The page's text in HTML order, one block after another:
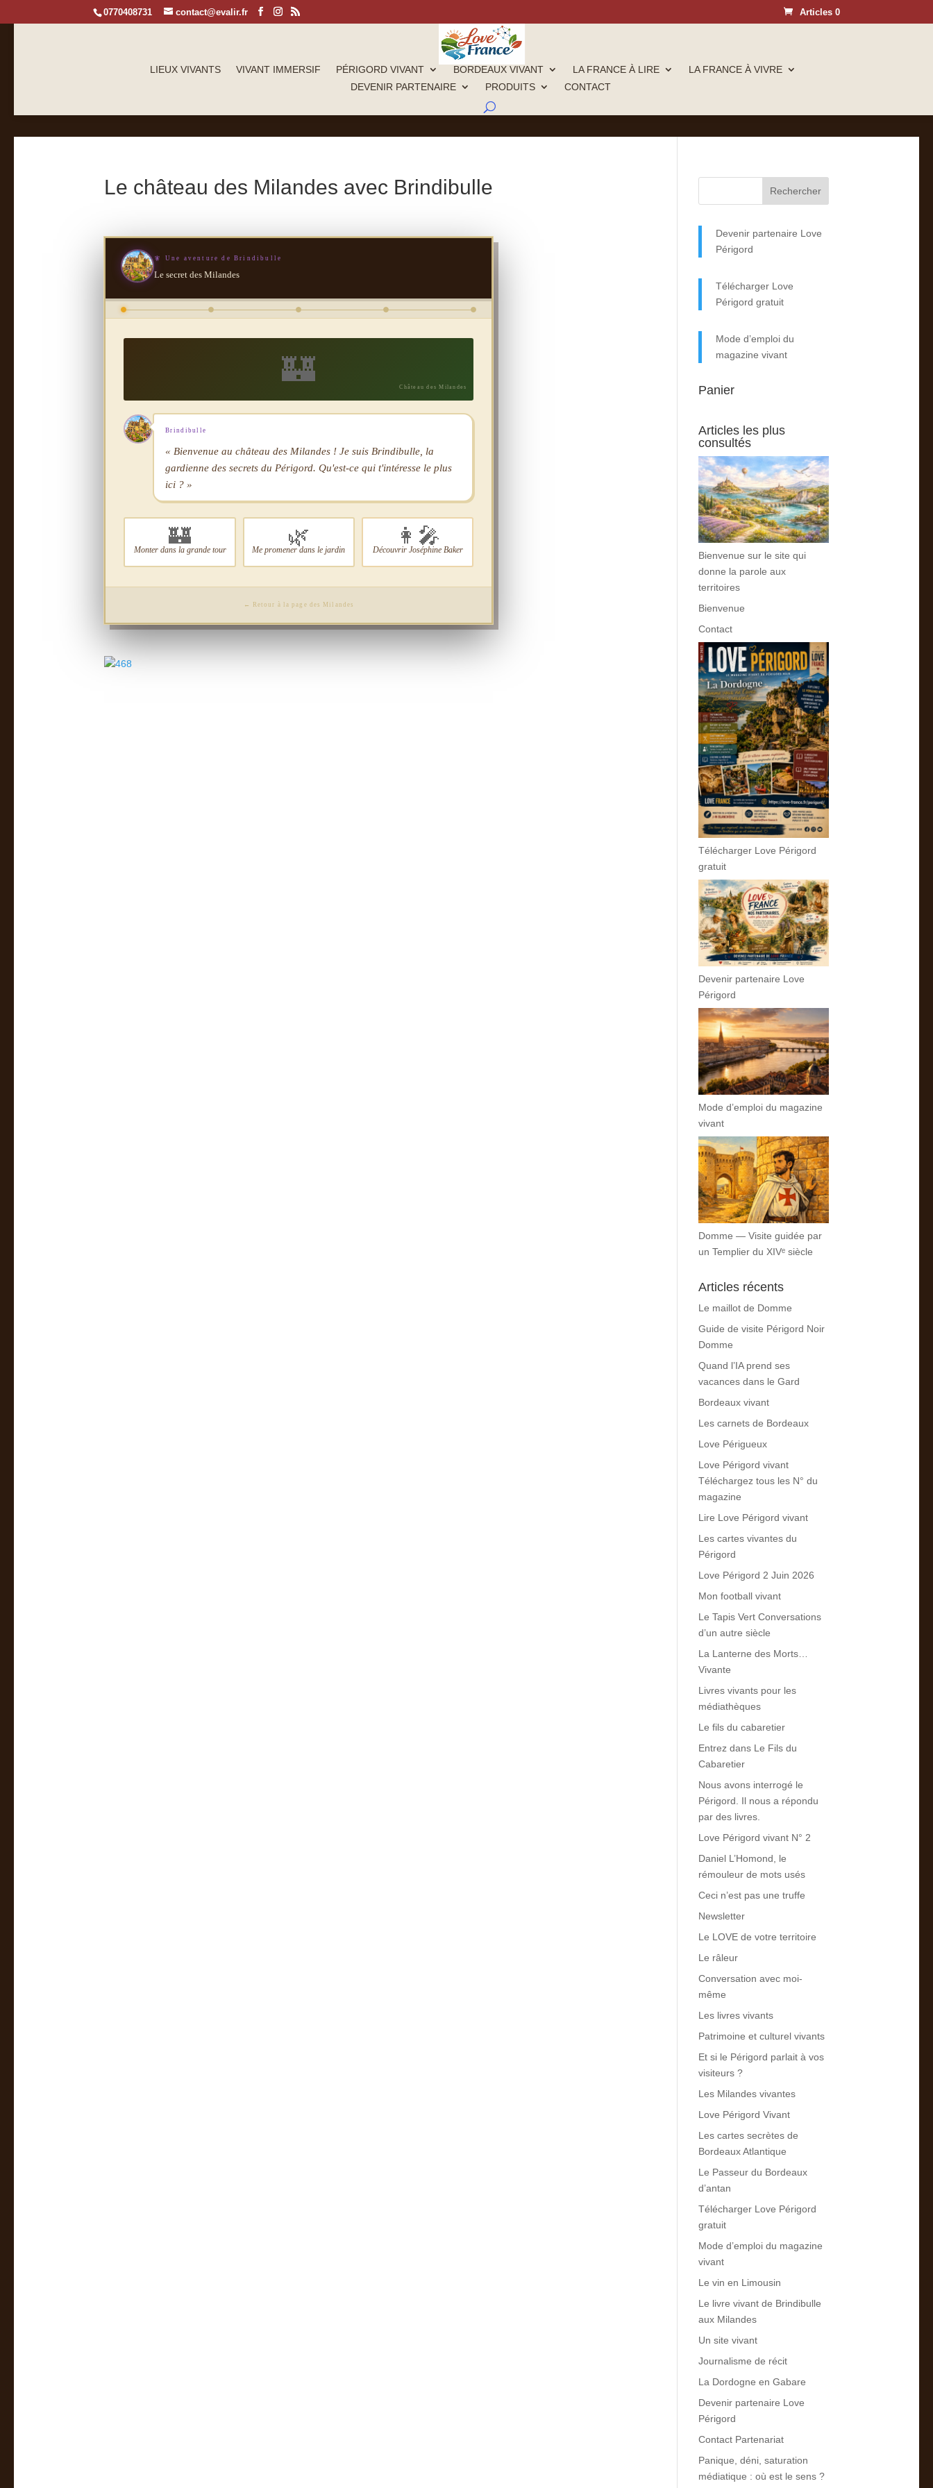
0770408731 contact@evalir.fr Articles 0
LIEUX VIVANTS VIVANT IMMERSIF PÉRIGORD VIVANT BORDEAUX VIVANT LA FRANCE À LIRE
LA FRANCE À VIVRE
DEVENIR PARTENAIRE
PRODUITS CONTACT
Le château des Milandes avec Brindibulle
🧚 Une aventure de Brindibulle
Le secret des Milandes
🏰 Château des Milandes
Brindibulle
« Bienvenue au château des Milandes ! Je suis Brindibulle, la
gardienne des secrets du Périgord. Qu'est-ce qui t'intéresse le plus
ici ? »
🏰
Monter dans la grande tour
🌿
Me promener dans le jardin
👩‍🎤
Découvrir Joséphine Baker
← Retour à la page des Milandes
Devenir partenaire Love
Périgord
Télécharger Love
Périgord gratuit
Mode d’emploi du
magazine vivant
Panier
Articles les plus
consultés
Bienvenue sur le site qui
donne la parole aux
territoires
Bienvenue
Contact
Télécharger Love Périgord
gratuit
Devenir partenaire Love
Périgord
Mode d’emploi du magazine
vivant
Domme — Visite guidée par
un Templier du XIVᵉ siècle
Articles récents
Le maillot de Domme
Guide de visite Périgord Noir
Domme
Quand l’IA prend ses
vacances dans le Gard
Bordeaux vivant
Les carnets de Bordeaux
Love Périgueux
Love Périgord vivant
Téléchargez tous les N° du
magazine
Lire Love Périgord vivant
Les cartes vivantes du
Périgord
Love Périgord 2 Juin 2026
Mon football vivant
Le Tapis Vert Conversations
d’un autre siècle
La Lanterne des Morts…
Vivante
Livres vivants pour les
médiathèques
Le fils du cabaretier
Entrez dans Le Fils du
Cabaretier
Nous avons interrogé le
Périgord. Il nous a répondu
par des livres.
Love Périgord vivant N° 2
Daniel L’Homond, le
rémouleur de mots usés
Ceci n’est pas une truffe
Newsletter
Le LOVE de votre territoire
Le râleur
Conversation avec moi-
même
Les livres vivants
Patrimoine et culturel vivants
Et si le Périgord parlait à vos
visiteurs ?
Les Milandes vivantes
Love Périgord Vivant
Les cartes secrètes de
Bordeaux Atlantique
Le Passeur du Bordeaux
d’antan
Télécharger Love Périgord
gratuit
Mode d’emploi du magazine
vivant
Le vin en Limousin
Le livre vivant de Brindibulle
aux Milandes
Un site vivant
Journalisme de récit
La Dordogne en Gabare
Devenir partenaire Love
Périgord
Contact Partenariat
Panique, déni, saturation
médiatique : où est le sens ?